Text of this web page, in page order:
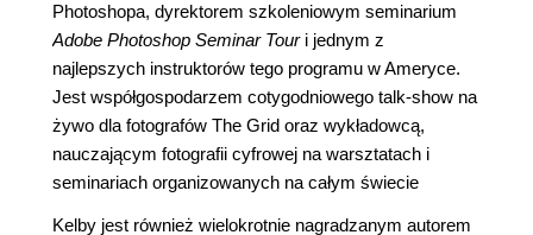
Photoshopa, dyrektorem szkoleniowym seminarium
Adobe Photoshop Seminar Touri jednym z
najlepszych instruktorów tego programu w Ameryce.
Jest współgospodarzem cotygodniowego talk-show na
żywo dla fotografów The Grid oraz wykładowcą,
nauczającym fotografii cyfrowej na warsztatach i
seminariach organizowanych na całym świecie
Kelby jest również wielokrotnie nagradzanym autorem